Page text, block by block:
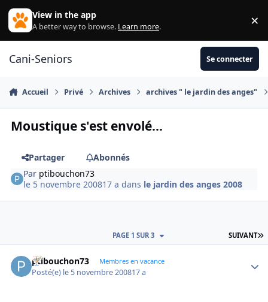
Aller au contenu
View in the app
A better way to browse. Learn more. ×
Cani-Seniors Se connecter
Accueil Privé Archives archives " le jardin des anges"
Moustique s'est envolé...
Partager
Abonnés
Par ptibouchon73
le 5 novembre 200817 a dans le jardin des anges 2008
SUIVANT
PAGE 1 SUR 3
ptibouchon73 Membres en vacance
Posté(e) le 5 novembre 200817 a